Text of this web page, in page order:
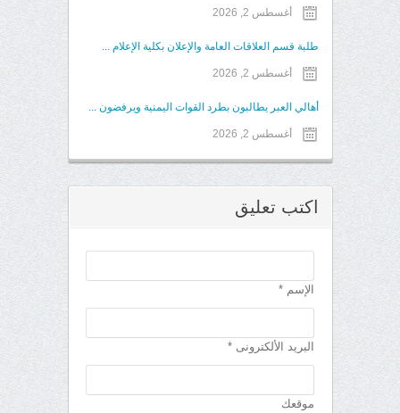
أغسطس 2, 2026
طلبة قسم العلاقات العامة والإعلان بكلية الإعلام ...
أغسطس 2, 2026
أهالي العبر يطالبون بطرد القوات اليمنية ويرفضون ...
أغسطس 2, 2026
اكتب تعليق
الإسم *
البريد الألكترونى *
موقعك